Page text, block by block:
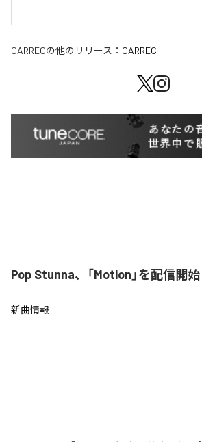
CARRECの他のリリース： CARREC
Pop Stunna、「Motion」を配信開始
新曲情報